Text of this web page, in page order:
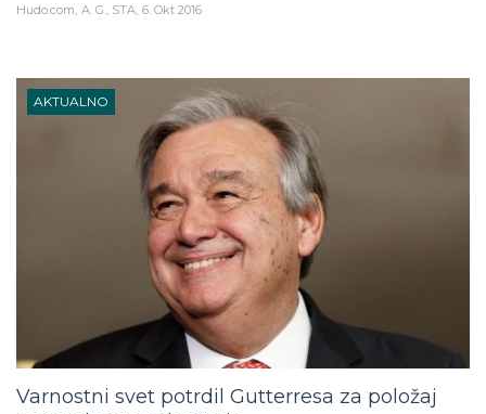
Hudo.com A. G., STA 6. Okt 2016
AKTUALNO
Varnostni svet potrdil Gutterresa za položaj